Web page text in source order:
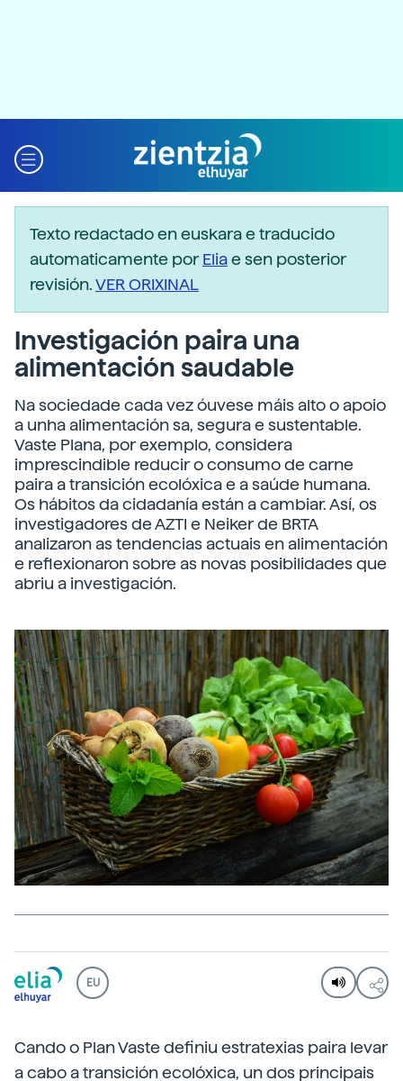
Texto redactado en euskara e traducido
automaticamente porEliae sen posterior
revisión.VER ORIXINAL
Investigación paira una
alimentación saudable
Na sociedade cada vez óuvese máis alto o apoio
a unha alimentación sa, segura e sustentable.
Vaste Plana, por exemplo, considera
imprescindible reducir o consumo de carne
paira a transición ecolóxica e a saúde humana.
Os hábitos da cidadanía están a cambiar. Así, os
investigadores de AZTI e Neiker de BRTA
analizaron as tendencias actuais en alimentación
e reflexionaron sobre as novas posibilidades que
abriu a investigación.
EU
Cando o Plan Vaste definiu estratexias paira levar
a cabo a transición ecolóxica, un dos principais